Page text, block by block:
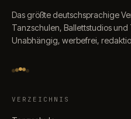
Das größte deutschsprachige
Tanzschulen, Ballettstudios und
Unabhängig, werbefrei,
VERZEICHNIS